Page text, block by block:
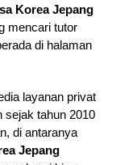
Korea Jepang
mencari tutor
di halaman
layanan privat
sejak tahun 2010
di antaranya
Jepang